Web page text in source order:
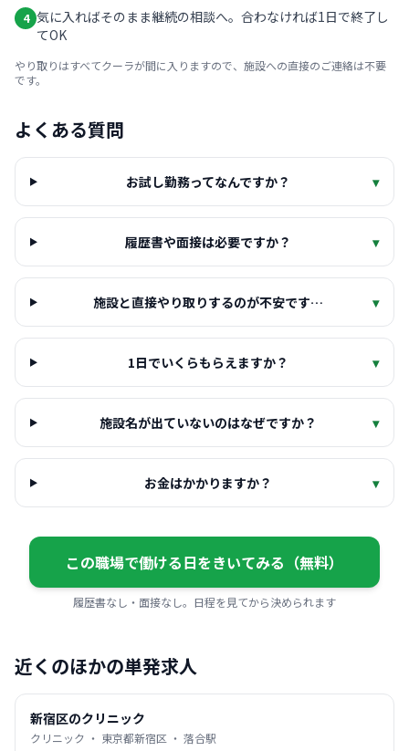
4 気に入ればそのまま継続の相談へ。合わなければ1日で終了し
てOK
やり取りはすべてクーラが間に入りますので、施設への直接のご連絡は不要
です。
よくある質問
お試し勤務ってなんですか？ ▾
履歴書や面接は必要ですか？ ▾
施設と直接やり取りするのが不安です… ▾
1日でいくらもらえますか？ ▾
施設名が出ていないのはなぜですか？ ▾
お金はかかりますか？ ▾
この職場で働ける日をきいてみる（無料）
履歴書なし・面接なし。日程を見てから決められます
近くのほかの単発求人
新宿区のクリニック
クリニック ・ 東京都新宿区 ・ 落合駅